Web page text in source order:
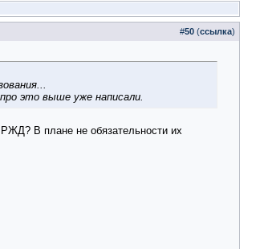
#50 (ссылка)
это выше уже написали.
В плане не обязательности их